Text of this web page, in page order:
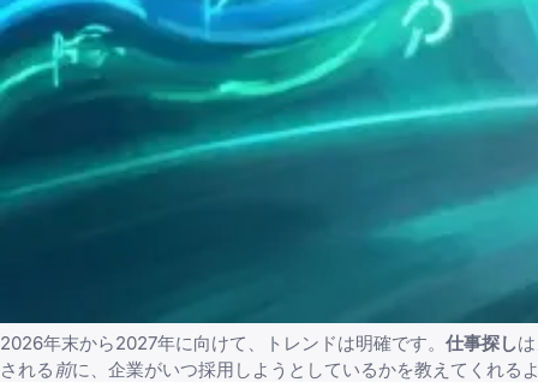
2026年末から2027年に向けて、トレンドは明確です。 仕事探し
される 前に、企業がいつ採用しようとしているかを教えてくれる